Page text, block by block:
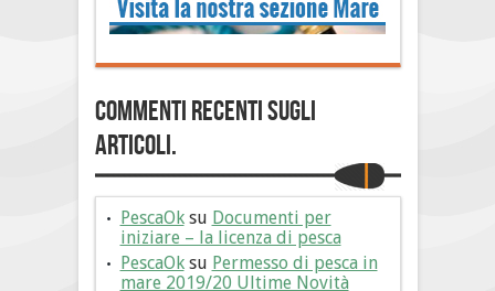
Commenti Recenti sugli
articoli.
PescaOksu Documenti per
iniziare – la licenza di pesca
PescaOksu Permesso di pesca in
mare 2019/20 Ultime Novità